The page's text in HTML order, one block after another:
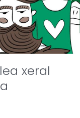
xeral